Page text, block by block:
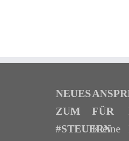
NEUES
ZUM
#STEUERN
FÜR
Kleine